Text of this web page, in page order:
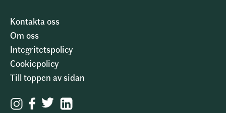
Kontakta oss
Om oss
Integritetspolicy
Cookiepolicy
Till toppen av sidan